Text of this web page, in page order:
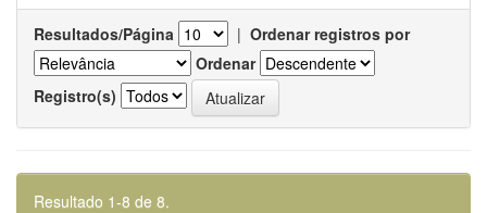
Resultados/Página | Ordenar registros por
Ordenar
Registro(s)
Resultado 1-8 de 8.